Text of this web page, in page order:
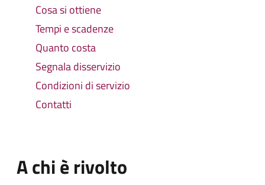
Cosa si ottiene
Tempi e scadenze
Quanto costa
Segnala disservizio
Condizioni di servizio
Contatti
A chi è rivolto